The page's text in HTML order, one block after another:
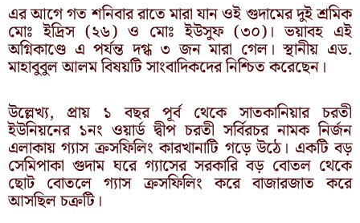
এর আগে গত শনিবার রাতে মারা যান ওই গুদামের দুই শ্রমিক
মোঃ ইদ্রিস (২৬) ও মোঃ ইউসুফ (৩০)। ভয়াবহ এই
অগ্নিকাণ্ডে এ পর্যন্ত দগ্ধ ৩ জন মারা গেল। স্থানীয় এড.
মাহাবুবুল আলম বিষয়টি সাংবাদিকদের নিশ্চিত করেছেন।
উল্লেখ্য, প্রায় ১ বছর পূর্ব থেকে সাতকানিয়ার চরতী
ইউনিয়নের ১নং ওয়ার্ড দ্বীপ চরতী সর্বিরচর নামক নির্জন
এলাকায় গ্যাস ক্রসফিলিং কারখানাটি গড়ে উঠে। একটি বড়
সেমিপাকা গুদাম ঘরে গ্যাসের সরকারি বড় বোতল থেকে
ছোট বোতলে গ্যাস ক্রসফিলিং করে বাজারজাত করে
আসছিল চক্রটি।